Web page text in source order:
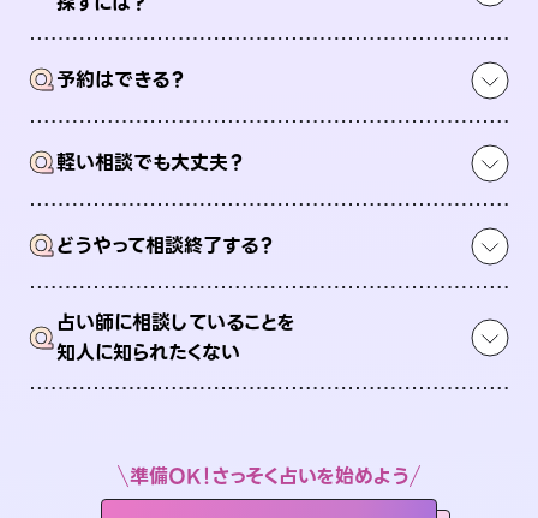
Q予約はできる？
Q軽い相談でも大丈夫？
Qどうやって相談終了する？
Q占い師に相談していることを
知人に知られたくない
準備OK！さっそく占いを始めよう